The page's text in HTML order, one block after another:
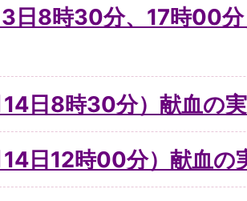
日8時30分、17時00
14日8時30分）献血の
14日12時00分）献血の